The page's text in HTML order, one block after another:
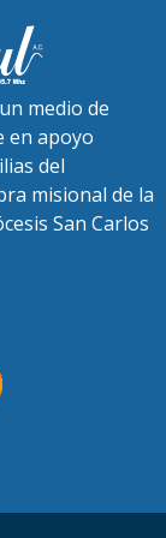
medio de
en apoyo
del
misional de la
San Carlos